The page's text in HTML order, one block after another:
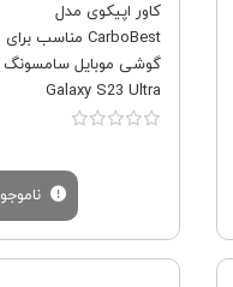
کاور اپیکوی مدل
CarboBest مناسب برای
گوشی موبایل سامسونگ
Galaxy S23 Ultra